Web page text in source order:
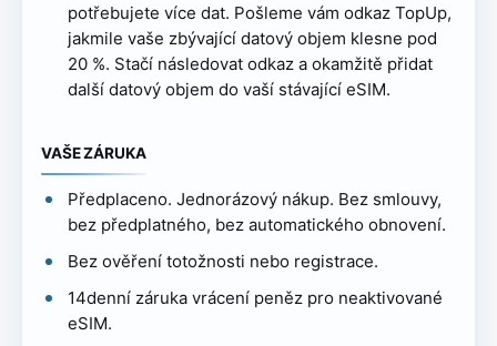
potřebujete více dat. Pošleme vám odkaz TopUp,
jakmile vaše zbývající datový objem klesne pod
20 %. Stačí následovat odkaz a okamžitě přidat
další datový objem do vaší stávající eSIM.
VAŠE ZÁRUKA
Předplaceno. Jednorázový nákup. Bez smlouvy,
bez předplatného, bez automatického obnovení.
Bez ověření totožnosti nebo registrace.
14denní záruka vrácení peněz pro neaktivované
eSIM.